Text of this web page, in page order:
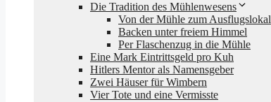
Die Tradition des Mühlenwesens
Von der Mühle zum Ausflugslokal
Backen unter freiem Himmel
Per Flaschenzug in die Mühle
Eine Mark Eintrittsgeld pro Kuh
Hitlers Mentor als Namensgeber
Zwei Häuser für Wimbern
Vier Tote und eine Vermisste